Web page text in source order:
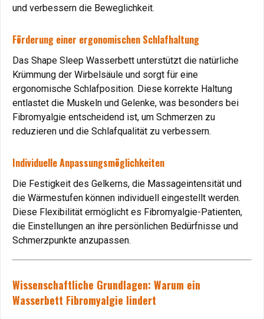
Chronische Schmerzen: Bessere Lebensqualität
durch Gelbetten
Chronische Schmerzen beeinträchtigen den Schlaf
erheblich. Das Gelbett lindert Beschwerden durch
druckfreie Lagerung und fördert erholsamen Schlaf.
Vorteil: Erleichterung und erholsame Nächte.
Schlafstörungen und Stress: Entspannung durch das
Schlaflosigkeit (Insomnie)
Stress und Anspannung sind häufige Ursachen
fürdauerhafte Schlaflosigkeit.Das Gelbett mit Massage-
und Wärmefunktion sorgt für ein entspanntes Liegegefühl
und verbessert die Schlafqualität.
Stressabbau durch Wellness zu Hause
Das Gelbett schafft eine entspannende Umgebung, die
und verbessern die Beweglichkeit.
Förderung einer ergonomischen Schlafhaltung
Das Shape Sleep Wasserbett unterstützt die natürliche
Krümmung der Wirbelsäule und sorgt für eine
ergonomische Schlafposition. Diese korrekte Haltung
entlastet die Muskeln und Gelenke, was besonders bei
Fibromyalgie entscheidend ist, um Schmerzen zu
reduzieren und die Schlafqualität zu verbessern.
Individuelle Anpassungsmöglichkeiten
Die Festigkeit des Gelkerns, die Massageintensität und
die Wärmestufen können individuell eingestellt werden.
Diese Flexibilität ermöglicht es Fibromyalgie-Patienten,
die Einstellungen an ihre persönlichen Bedürfnisse und
Schmerzpunkte anzupassen.
Wissenschaftliche Grundlagen: Warum ein
Wasserbett Fibromyalgie lindert